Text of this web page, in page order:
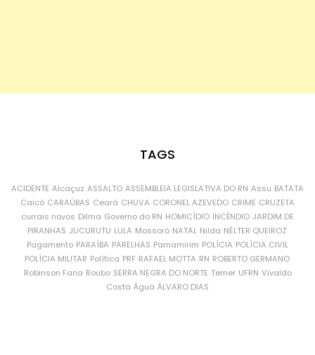
TAGS
ACIDENTE Alcaçuz ASSALTO ASSEMBLEIA LEGISLATIVA DO RN Assu BATATA
Caicó CARAÚBAS Ceará CHUVA CORONEL AZEVEDO CRIME CRUZETA
currais novos Dilma Governo do RN HOMICÍDIO INCÊNDIO JARDIM DE
PIRANHAS JUCURUTU LULA Mossoró NATAL Nilda NÉLTER QUEIROZ
Pagamento PARAÍBA PARELHAS Parnamirim POLÍCIA POLÍCIA CIVIL
POLÍCIA MILITAR Política PRF RAFAEL MOTTA RN ROBERTO GERMANO
Robinson Faria Roubo SERRA NEGRA DO NORTE Temer UFRN Vivaldo
Costa Água ÁLVARO DIAS